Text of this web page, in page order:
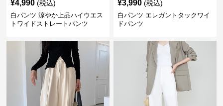
¥4,990 (税込)
白パンツ 涼やか上品ハイウエス
トワイドストレートパンツ
¥3,990 (税込)
白パンツ エレガントタックワイ
ドパンツ